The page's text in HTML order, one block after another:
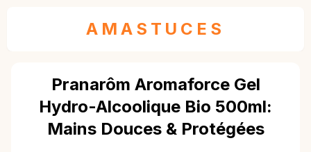
AMASTUCES
Pranarôm Aromaforce Gel
Hydro-Alcoolique Bio 500ml:
Mains Douces & Protégées